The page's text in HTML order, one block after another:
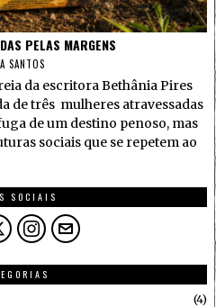
PELAS MARGENS
SANTOS
da escritora Bethânia Pires
de três mulheres atravessadas
de um destino penoso, mas
sociais que se repetem ao
SOCIAIS
4